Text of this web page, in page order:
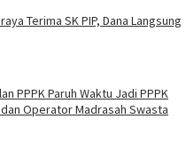
Terima SK PIP, Dana Langsung
PPPK Paruh Waktu Jadi PPPK
Operator Madrasah Swasta